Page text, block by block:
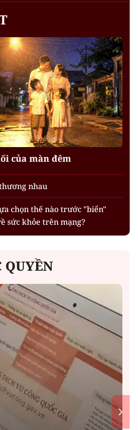
của màn đêm
nhau
chọn thế nào trước "biển"
sức khỏe trên mạng?
QUYỀN